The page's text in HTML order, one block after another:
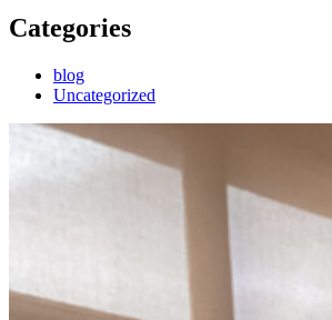
Categories
blog
Uncategorized